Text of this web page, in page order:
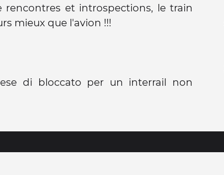
rencontres et introspections, le train
mieux que l'avion !!!
di bloccato per un interrail non